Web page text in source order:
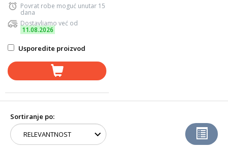
Povrat robe moguć unutar 15
dana
Dostavljamo već od
11.08.2026
Usporedite proizvod
Sortiranje po: